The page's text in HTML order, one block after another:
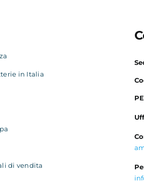
in Italia
di vendita